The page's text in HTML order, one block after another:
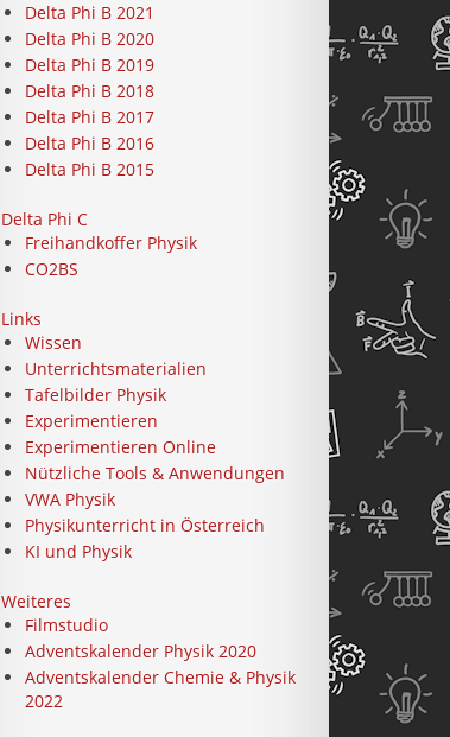
Delta Phi B 2021
Delta Phi B 2020
Delta Phi B 2019
Delta Phi B 2018
Delta Phi B 2017
Delta Phi B 2016
Delta Phi B 2015
Delta Phi C
Freihandkoffer Physik
CO2BS
Links
Wissen
Unterrichtsmaterialien
Tafelbilder Physik
Experimentieren
Experimentieren Online
Nützliche Tools & Anwendungen
VWA Physik
Physikunterricht in Österreich
KI und Physik
Weiteres
Filmstudio
Adventskalender Physik 2020
Adventskalender Chemie & Physik
2022